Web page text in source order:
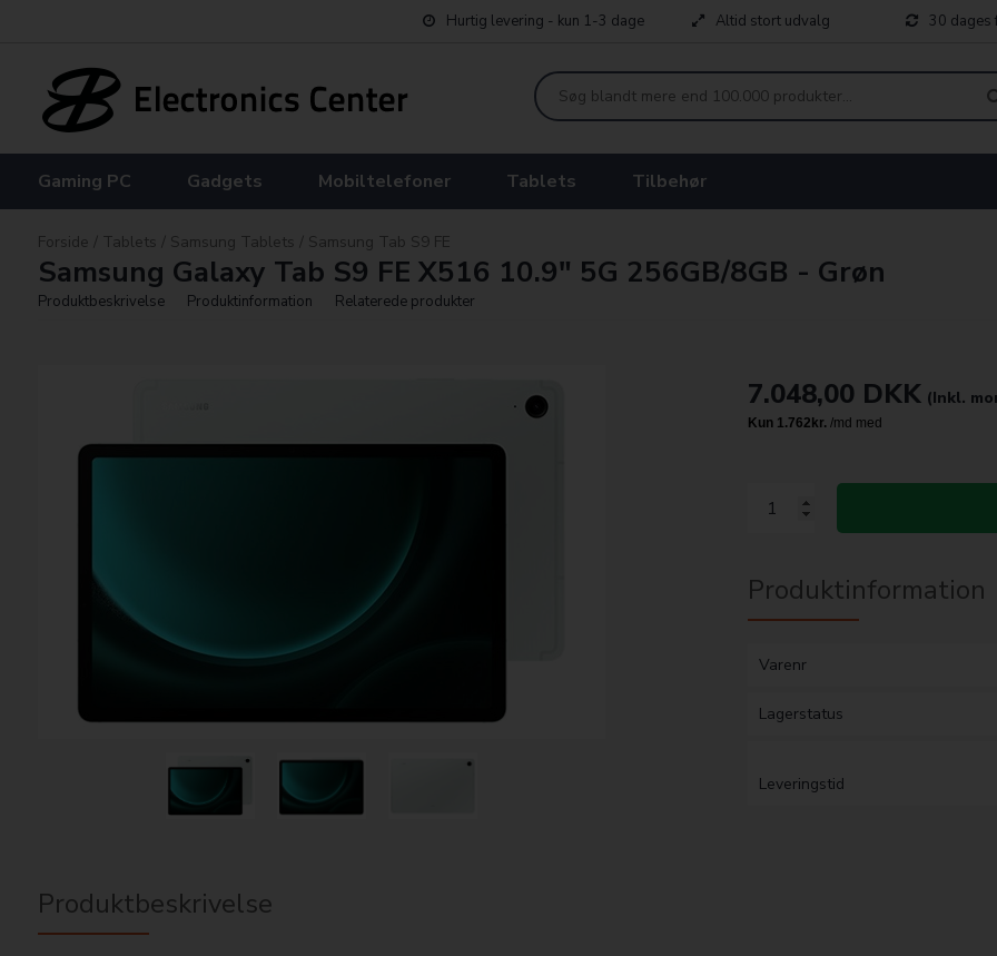
Hurtig levering - kun 1-3 dage Altid stort udvalg 30 dages
Gaming PC Gadgets Mobiltelefoner Tablets Tilbehør
Forside / Tablets / Samsung Tablets / Samsung Tab S9 FE
Samsung Galaxy Tab S9 FE X516 10.9" 5G 256GB/8GB - Grøn
Produktbeskrivelse Produktinformation Relaterede produkter
7.048,00DKK (Inkl.
Produktinformation
Varenr
Lagerstatus
Leveringstid
Produktbeskrivelse